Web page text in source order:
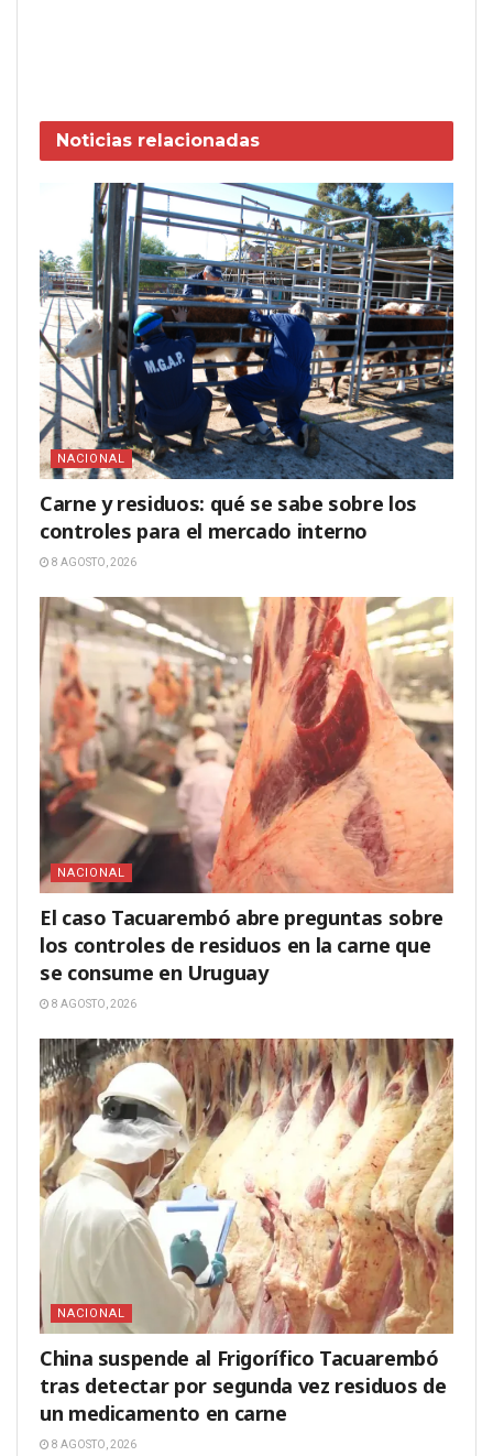
Noticias relacionadas
NACIONAL
Carne y residuos: qué se sabe sobre los
controles para el mercado interno
8 AGOSTO, 2026
NACIONAL
El caso Tacuarembó abre preguntas sobre
los controles de residuos en la carne que
se consume en Uruguay
8 AGOSTO, 2026
NACIONAL
China suspende al Frigorífico Tacuarembó
tras detectar por segunda vez residuos de
un medicamento en carne
8 AGOSTO, 2026